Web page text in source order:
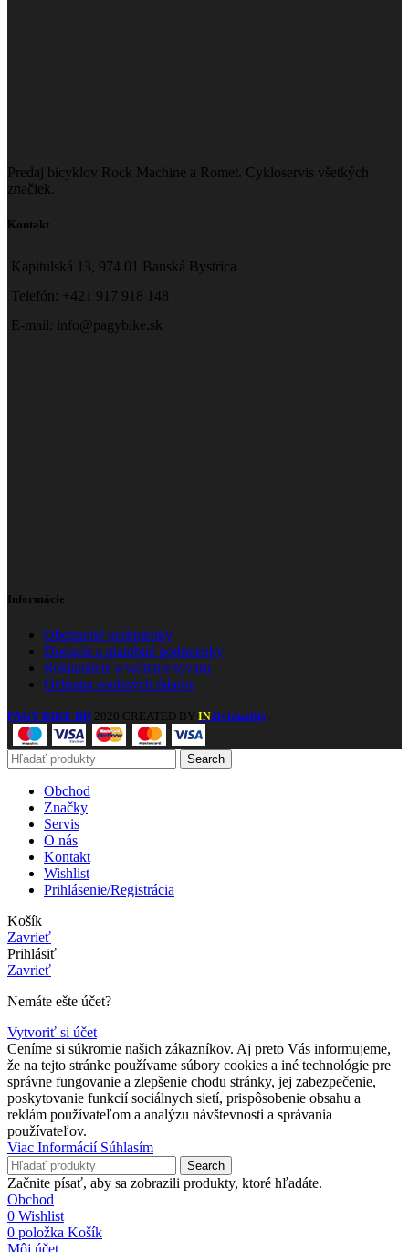
Predaj bicyklov Rock Machine a Romet. Cykloservis všetkých
značiek.
Kontakt
Kapitulská 13, 974 01 Banská Bystrica
Telefón: +421 917 918 148
E-mail: info@pagybike.sk
Informácie
Obchodné podmienky
Dodacie a platobné podmienky
Reklamácie a vrátenie tovaru
Ochrana osobných údajov
PAGY BIKE BB 2020 CREATED BY INdividuality.
Search
Obchod
Značky
Servis
O nás
Kontakt
Wishlist
Prihlásenie/Registrácia
Košík
Zavrieť
Prihlásiť
Zavrieť
Nemáte ešte účet?
Vytvoriť si účet
Ceníme si súkromie našich zákazníkov. Aj preto Vás informujeme,
že na tejto stránke používame súbory cookies a iné technológie pre
správne fungovanie a zlepšenie chodu stránky, jej zabezpečenie,
poskytovanie funkcií sociálnych sietí, prispôsobenie obsahu a
reklám používateľom a analýzu návštevnosti a správania
používateľov.
Viac Informácií Viac
Súhlasím
Search
Začnite písať, aby sa zobrazili produkty, ktoré hľadáte.
Obchod
0 Wishlist
0 položka Košík